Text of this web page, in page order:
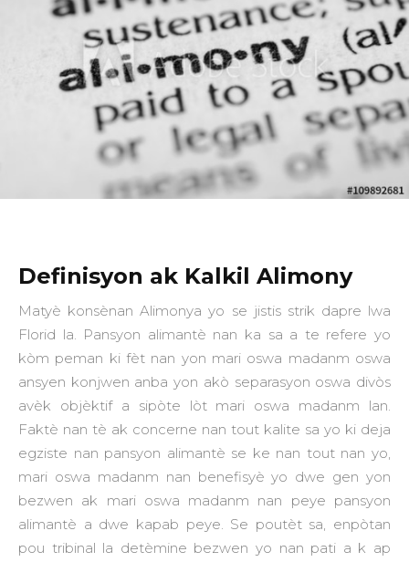
Definisyon ak Kalkil Alimony
Matyè konsènan Alimonya yo se jistis strik dapre lwa
Florid la. Pansyon alimantè nan ka sa a te refere yo
kòm peman ki fèt nan yon mari oswa madanm oswa
ansyen konjwen anba yon akò separasyon oswa divòs
avèk objèktif a sipòte lòt mari oswa madanm lan.
Faktè nan tè ak concerne nan tout kalite sa yo ki deja
egziste nan pansyon alimantè se ke nan tout nan yo,
mari oswa madanm nan benefisyè yo dwe gen yon
bezwen ak mari oswa madanm nan peye pansyon
alimantè a dwe kapab peye. Se poutèt sa, enpòtan
pou tribinal la detèmine bezwen yo nan pati a k ap